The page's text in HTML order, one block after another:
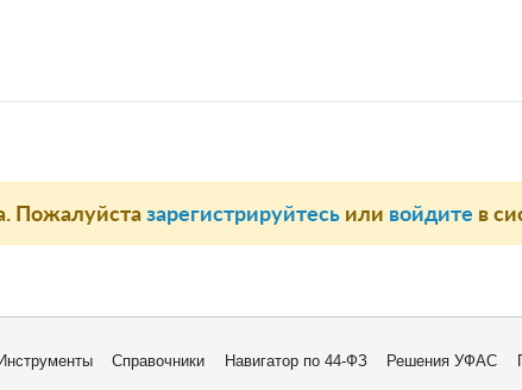
Пожалуйстазарегистрируйтесьили войдите в
Инструменты Справочники Навигатор по 44-ФЗ Решения УФАС